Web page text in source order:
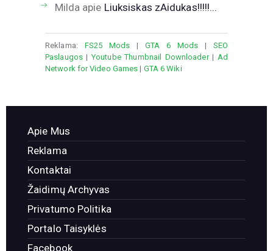
Milda apie Liuksiskas zAidukas!!!!!...
Reklama: FS25 Mods | GTA 6 Mods | SEO
Paslaugos|Youtube Thumbnail Downloader| Ad
Network for Video Games | GTA 6 Wiki
Apie Mus
Reklama
Kontaktai
Žaidimų Archyvas
Privatumo Politika
Portalo Taisyklės
Facebook